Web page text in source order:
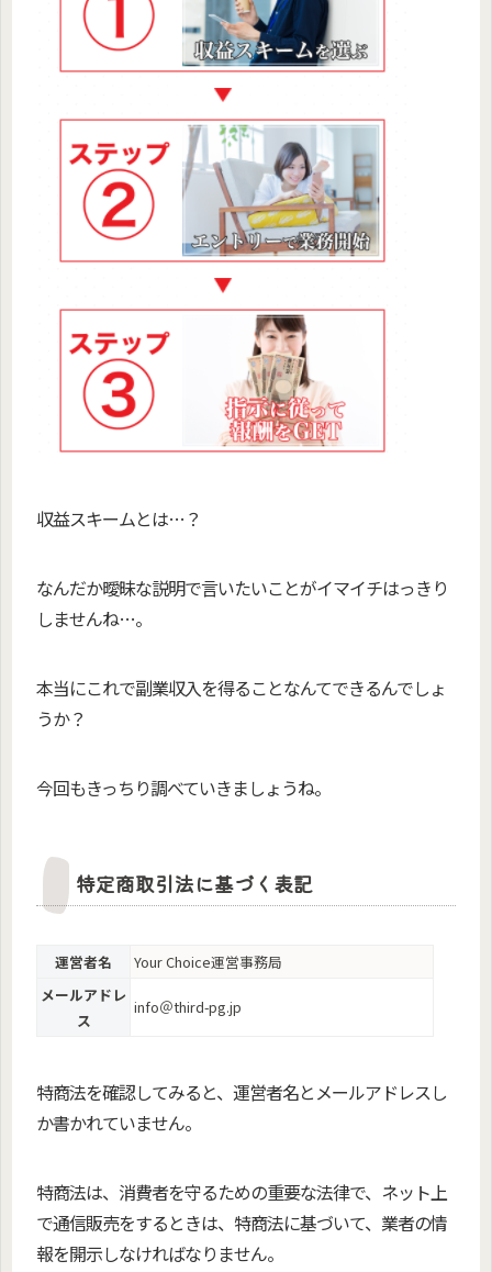
収益スキームとは…？
なんだか曖昧な説明で言いたいことがイマイチはっきり
しませんね…。
本当にこれで副業収入を得ることなんてできるんでしょ
うか？
今回もきっちり調べていきましょうね。
特定商取引法に基づく表記
運営者名
Your Choice運営事務局
メールアドレ
ス
info＠third-pg.jp
特商法を確認してみると、運営者名とメールアドレスし
か書かれていません。
特商法は、消費者を守るための重要な法律で、ネット上
で通信販売をするときは、特商法に基づいて、業者の情
報を開示しなければなりません。